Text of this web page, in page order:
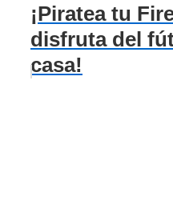
¡Piratea tu
disfruta del
casa!